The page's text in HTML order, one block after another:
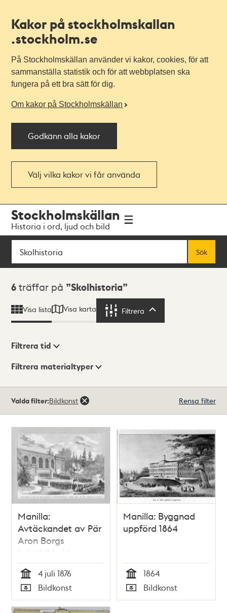
Kakor på stockholmskallan
.stockholm.se
På Stockholmskällan använder vi kakor, cookies, för att
sammanställa statistik och för att webbplatsen ska
fungera på ett bra sätt för dig.
Om kakor på Stockholmskällan
Godkänn alla kakor
Välj vilka kakor vi får använda
navigationen
huvudinnehållet
Stockholmskällan
Historia i ord, ljud och bild
Sök
Sök
Sökresultat
6 träffar på Skolhistoria
Visa lista Visa karta Filtrera
Visningsläge
Filtrera tid
Filtrera materialtyper
träffar
Valda filter:Bildkonst Rensa filter
Manilla:
Avtäckandet av Pär
Aron Borgs
bröstbild vid
Manillaskolan 1876
Tid
4 juli 1876
Typ
Bildkonst
Manilla: Byggnad
uppförd 1864
Tid
1864
Typ
Bildkonst